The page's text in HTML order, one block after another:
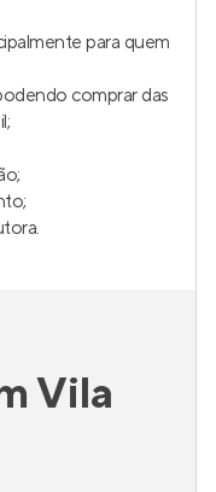
para quem
comprar das
Vila